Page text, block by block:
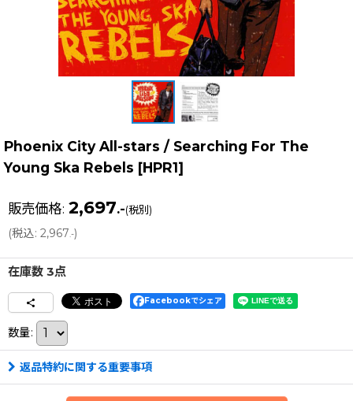
Phoenix City All-stars / Searching For The
Young Ska Rebels [HPR1]
販売価格: 2,697.-(税別)
(税込: 2,967.-)
在庫数 3点
Facebookでシェア
数量:
返品特約に関する重要事項